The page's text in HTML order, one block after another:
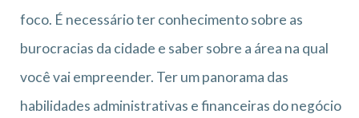
foco. É necessário ter conhecimento sobre as
burocracias da cidade e saber sobre a área na qual
você vai empreender. Ter um panorama das
habilidades administrativas e financeiras do negócio